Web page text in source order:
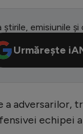
știrile, emisiunile
Urmărește
a adversarilor,
echipei